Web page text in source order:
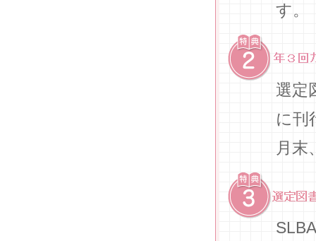
す。
選定
に刊
月末